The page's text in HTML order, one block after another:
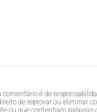
comentário é de
de reprovar ou eliminar
ou que contenham palavras